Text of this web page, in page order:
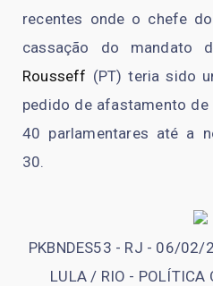
recentes onde o chefe
cassação do mandato
Rousseff (PT) teria sido
pedido de afastamento
40 parlamentares até a
30.
PKBNDES53 - RJ - 06/02/
LULA / RIO - POLÍTICA